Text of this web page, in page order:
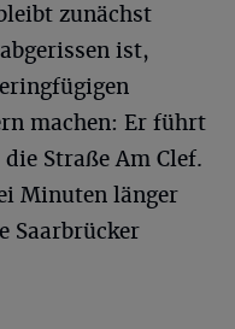
zunächst
ist,
machen: Er führt
Straße Am Clef.
Minuten länger
Saarbrücker